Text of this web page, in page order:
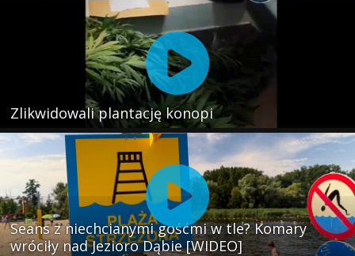
Zlikwidowali plantację konopi
Seans z niechcianymi gośćmi w tle? Komary
wróciły nad Jezioro Dąbie [WIDEO]